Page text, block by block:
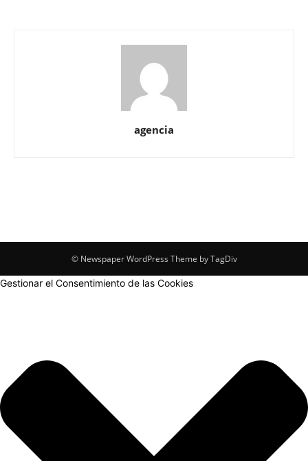
agencia
© Newspaper WordPress Theme by TagDiv
Gestionar el Consentimiento de las Cookies